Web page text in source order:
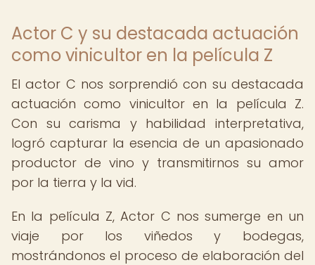
Actor C y su destacada actuación
como vinicultor en la película Z
El actor C nos sorprendió con su destacada
actuación como vinicultor en la película Z.
Con su carisma y habilidad interpretativa,
logró capturar la esencia de un apasionado
productor de vino y transmitirnos su amor
por la tierra y la vid.
En la película Z, Actor C nos sumerge en un
viaje por los viñedos y bodegas,
mostrándonos el proceso de elaboración del